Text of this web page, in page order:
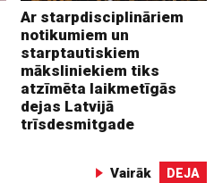
Ar starpdisciplināriem
notikumiem un
starptautiskiem
māksliniekiem tiks
atzīmēta laikmetīgās
dejas Latvijā
trīsdesmitgade
Vairāk DEJA